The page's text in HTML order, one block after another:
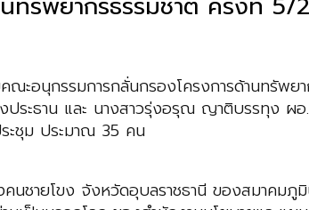
ณะอนุกรรมการกลั่นกรองโครงการด้านทรั
ประธาน และ นางสาวรุ่งอรุณ ญาติบรรทุง
ระชุม ประมาณ 35 คน
นชายโขง จังหวัดอุบลราชธานี ของสมาคม